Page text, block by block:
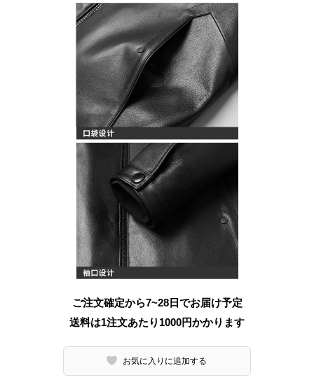
ご注文確定から7~28日でお届け予定
送料は1注文あたり 1000円かかります
お気に入りに追加する